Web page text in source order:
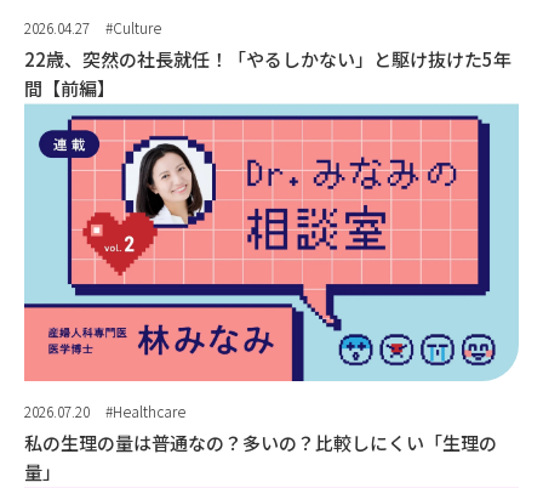
2026.04.27 #Culture
22歳、突然の社長就任！「やるしかない」と駆け抜けた5年
間【前編】
2026.07.20 #Healthcare
私の生理の量は普通なの？多いの？比較しにくい「生理の
量」